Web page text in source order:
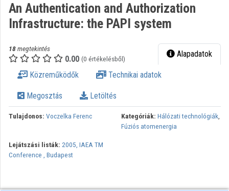
Kategóriák
Intézményi listák
An Authentication and Authorization
Infrastructure: the PAPI system
18megtekintés
0.00 (0 értékelésből) Alapadatok
Közreműködők Technikai adatok
Megosztás Letöltés
Tulajdonos: Voczelka Ferenc Kategóriák: Hálózati technológiák,
Fúziós atomenergia
Lejátszási listák: 2005, IAEA TM
Conference , Budapest